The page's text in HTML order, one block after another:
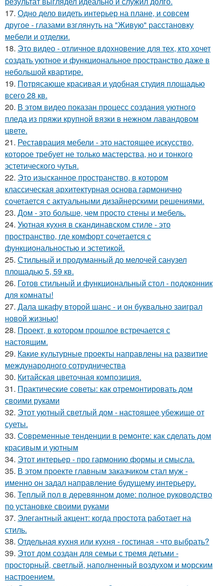
17. Одно дело видеть интерьер на плане, и совсем
другое - глазами взглянуть на "Живую" расстановку
мебели и отделки.
18. Это видео - отличное вдохновение для тех, кто хочет
создать уютное и функциональное пространство даже в
небольшой квартире.
19. Потрясающе красивая и удобная студия площадью
всего 28 кв.
20. В этом видео показан процесс создания уютного
пледа из пряжи крупной вязки в нежном лавандовом
цвете.
21. Реставрация мебели - это настоящее искусство,
которое требует не только мастерства, но и тонкого
эстетического чутья.
22. Это изысканное пространство, в котором
классическая архитектурная основа гармонично
сочетается с актуальными дизайнерскими решениями.
23. Дом - это больше, чем просто стены и мебель.
24. Уютная кухня в скандинавском стиле - это
пространство, где комфорт сочетается с
функциональностью и эстетикой.
25. Стильный и продуманный до мелочей санузел
площадью 5, 59 кв.
26. Готов стильный и функциональный стол - подоконник
для комнаты!
27. Дала шкафу второй шанс - и он буквально заиграл
новой жизнью!
28. Проект, в котором прошлое встречается с
настоящим.
29. Какие культурные проекты направлены на развитие
международного сотрудничества
30. Китайская цветочная композиция.
31. Практические советы: как отремонтировать дом
своими руками
32. Этот уютный светлый дом - настоящее убежище от
суеты.
33. Современные тенденции в ремонте: как сделать дом
красивым и уютным
34. Этот интерьер - про гармонию формы и смысла.
35. В этом проекте главным заказчиком стал муж -
именно он задал направление будущему интерьеру.
36. Теплый пол в деревянном доме: полное руководство
по установке своими руками
37. Элегантный акцент: когда простота работает на
стиль.
38. Отдельная кухня или кухня - гостиная - что выбрать?
39. Этот дом создан для семьи с тремя детьми -
просторный, светлый, наполненный воздухом и морским
настроением.